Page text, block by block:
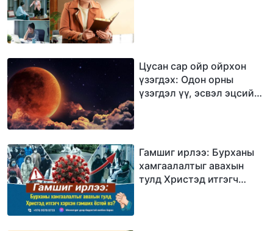
Цусан сар ойр ойрхон
үзэгдэх: Одон орны
үзэгдэл үү, эсвэл эцсийн
Гамшиг ирлээ: Бурханы
хамгаалалтыг авахын
тулд Христэд итгэгч